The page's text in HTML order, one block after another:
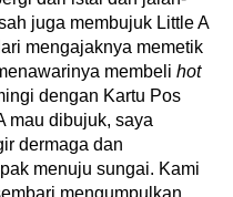
juga membujuk Little A
mengajaknya memetik
membelihot
dengan Kartu Pos
mau dibujuk, saya
dermaga dan
menuju sungai. Kami